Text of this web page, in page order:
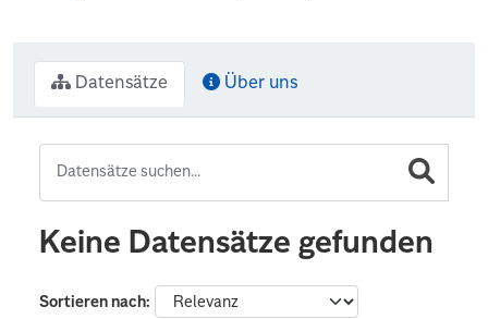
Datensätze Über uns
Keine Datensätze gefunden
Sortieren nach